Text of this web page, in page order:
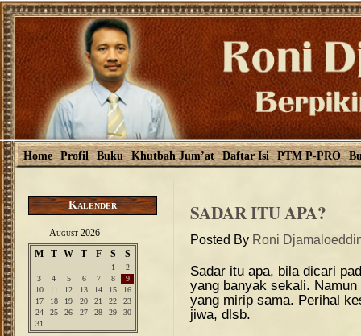
Home Profil Buku Khutbah Jum’at Daftar Isi PTM P-PRO
Kalender
August 2026
M
T W T F S S
1
2
3
4 5 6 7 8
9
10
11 12 13 14 15
16
17
18 19 20 21 22
23
24
25 26 27 28 29
30
31
SADAR ITU APA?
Posted By Roni
Sadar itu apa, bila dicari
yang banyak sekali.
yang mirip sama. Perihal
jiwa, dlsb.